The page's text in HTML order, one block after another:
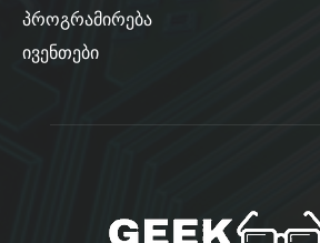
პროგრამირება
ივენთები